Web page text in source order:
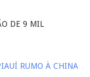
DE 9 MIL